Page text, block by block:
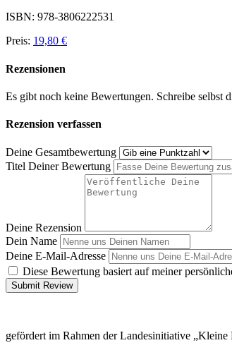
ISBN: 978-3806222531
Preis: 19,80 €
Rezensionen
Es gibt noch keine Bewertungen. Schreibe selbst
Rezension verfassen
Deine Gesamtbewertung
Titel Deiner Bewertung
Deine Rezension
Dein Name
Deine E-Mail-Adresse
Diese Bewertung basiert auf meiner
Submit Review
gefördert im Rahmen der Landesinitiative